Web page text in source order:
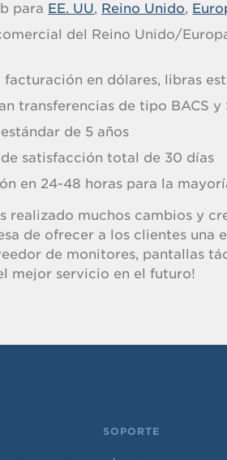
para EE. UU, Reino Unido,
del Reino Unido/
facturación en dólares, libras
transferencias de tipo BACS y
de 5 años
satisfacción total de 30 días
en 24-48 horas para la
realizado muchos cambios y
de ofrecer a los clientes una
de monitores, pantallas
mejor servicio en el futuro!
SOPORTE